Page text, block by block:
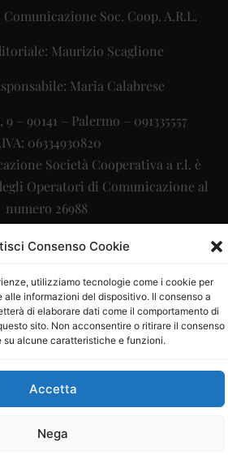
Consenso Cookie
utilizziamo tecnologie come i cookie per
informazioni del dispositivo. Il consenso a
di elaborare dati come il comportamento di
sito. Non acconsentire o ritirare il consenso
su alcune caratteristiche e funzioni.
Accetta
Nega
Soc. Coop. A.R.L.
Maurizio Scaglione
Maria Calabrese
– 90141 – Palermo – 091335557
06334930820
Società Cooperativa a r.l. è
Operatori di Comunicazione al
numero 26988
Digitale srl–info@ladigitale.it